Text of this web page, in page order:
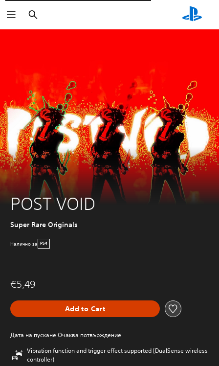
Търсене
POST VOID
Super Rare Originals
Налично за PS4
€5,49
Add to Cart
Дата на пускане Очаква потвърждение
Vibration function and trigger effect supported (DualSense wireless
controller)